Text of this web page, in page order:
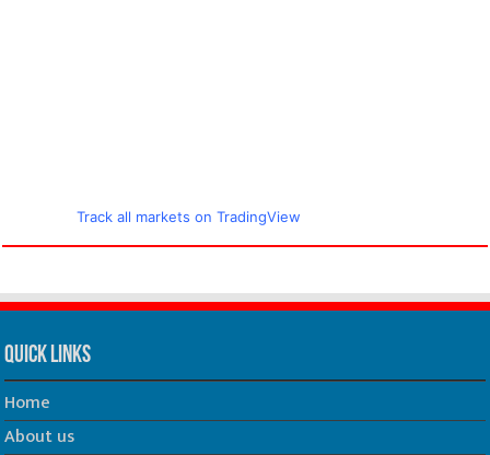
Track all markets on TradingView
Quick Links
Home
About us